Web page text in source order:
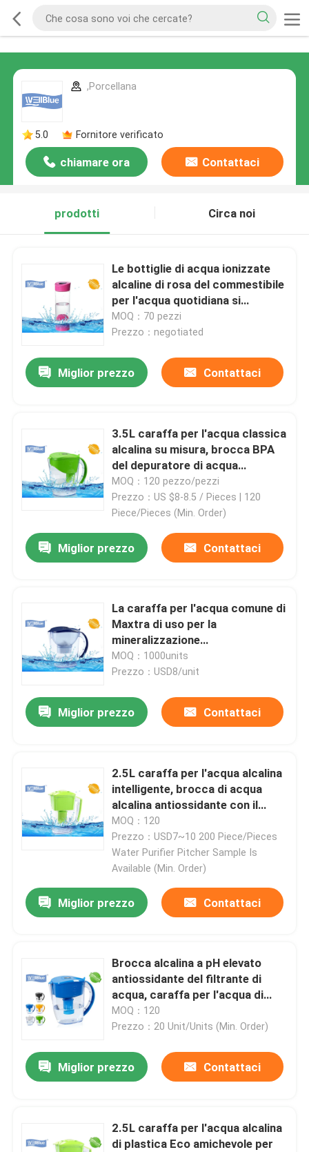
,Porcellana
5.0 Fornitore verificato
chiamare ora Contattaci
prodotti Circa noi
Le bottiglie di acqua ionizzate
alcaline di rosa del commestibile
per l'acqua quotidiana si
purificano
MOQ：70 pezzi
Prezzo：negotiated
Miglior prezzo Contattaci
3.5L caraffa per l'acqua classica
alcalina su misura, brocca BPA
del depuratore di acqua
liberamente
MOQ：120 pezzo/pezzi
Prezzo：US $8-8.5 / Pieces | 120
Piece/Pieces (Min. Order)
Miglior prezzo Contattaci
La caraffa per l'acqua comune di
Maxtra di uso per la
mineralizzazione
dell'acqua/riduce ORP
MOQ：1000units
Prezzo：USD8/unit
Miglior prezzo Contattaci
2.5L caraffa per l'acqua alcalina
intelligente, brocca di acqua
alcalina antiossidante con il
filtro
MOQ：120
Prezzo：USD7~10 200 Piece/Pieces
Water Purifier Pitcher Sample Is
Available (Min. Order)
Miglior prezzo Contattaci
Brocca alcalina a pH elevato
antiossidante del filtrante di
acqua, caraffa per l'acqua di
plastica di Wellblue
MOQ：120
Prezzo：20 Unit/Units (Min. Order)
Miglior prezzo Contattaci
2.5L caraffa per l'acqua alcalina
di plastica Eco amichevole per